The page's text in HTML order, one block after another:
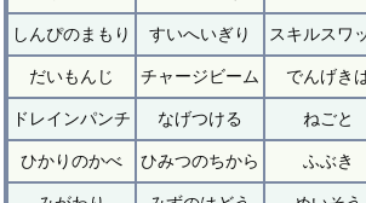
しんぴのまもり すいへいぎり スキルスワ
だいもんじ チャージビーム でんげき
ドレインパンチ なげつける ねごと
ひかりのかべ ひみつのちから ふぶき